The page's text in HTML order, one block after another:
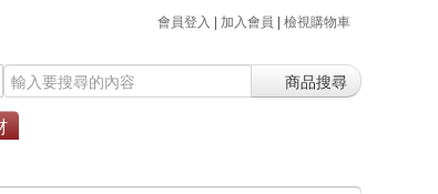
會員登入 | 加入會員 | 檢視購物車
商品搜尋